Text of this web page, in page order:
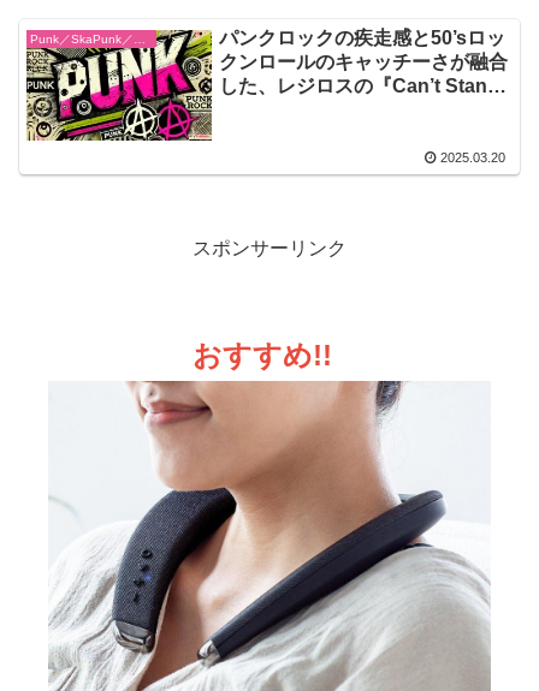
Punk／SkaPunk／Garage
パンクロックの疾走感と50’sロッ
クンロールのキャッチーさが融合
した、レジロスの『Can’t Stand
裂する、聴く者を一瞬でダンスフ
ロアへと誘う唯一無二の名盤
2025.03.20
スポンサーリンク
おすすめ!!